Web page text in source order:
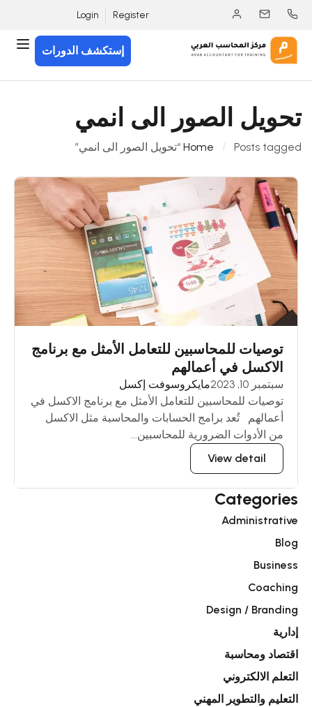
Register
Login
إستكشف الدورات
تحويل الصور الى انمي
Home Posts tagged “تحويل الصور الى انمي”
توصيات للمحاسبين للتعامل الأمثل مع برنامج
الاكسل في أعمالهم
سبتمبر 10, 2023
مايكروسوفت إكسل
توصيات للمحاسبين للتعامل الأمثل مع برنامج الاكسل في
أعمالهم تُعد برامج الحسابات والمحاسبة مثل الاكسل
من الأدوات الضرورية للمحاسبين...
View detail
Categories
Administrative
Blog
Business
Coaching
Design / Branding
إدارية
اقتصاد ومحاسبة
التعلم الالكتروني
التعليم والتطوير المهني